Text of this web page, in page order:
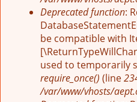
Deprecated function:
be compatible with
used to temporarily
require_once() (line
/var/www/vhosts/